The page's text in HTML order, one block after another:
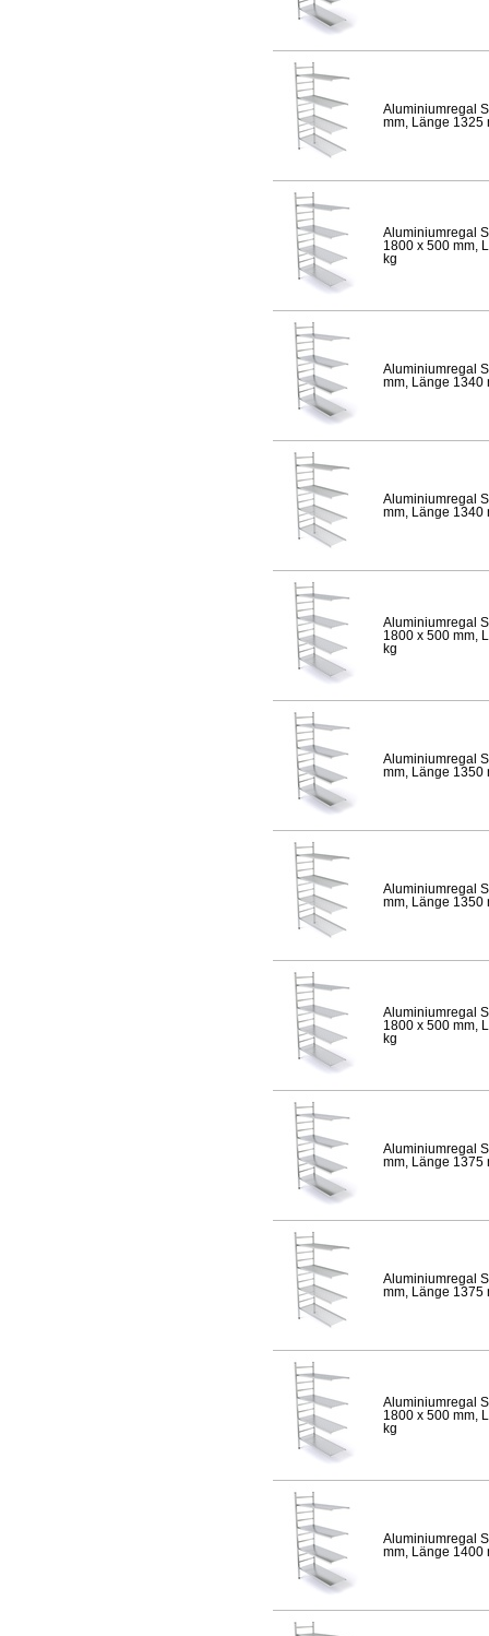
Aluminiumregal
mm, Länge 1325
Aluminiumregal
1800 x 500 mm,
kg
Aluminiumregal
mm, Länge 1340
Aluminiumregal
mm, Länge 1340
Aluminiumregal
1800 x 500 mm,
kg
Aluminiumregal
mm, Länge 1350
Aluminiumregal
mm, Länge 1350
Aluminiumregal
1800 x 500 mm,
kg
Aluminiumregal
mm, Länge 1375
Aluminiumregal
mm, Länge 1375
Aluminiumregal
1800 x 500 mm,
kg
Aluminiumregal
mm, Länge 1400